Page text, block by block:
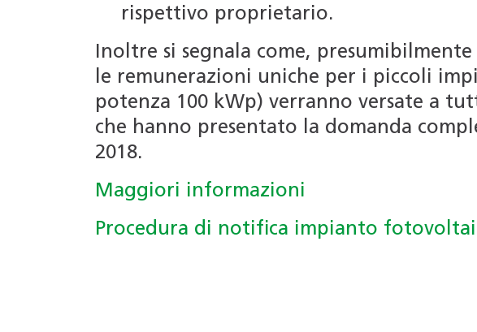
rispettivo proprietario.
Inoltre si segnala come,
le remunerazioni uniche per i piccoli
potenza 100 kWp) verranno versate a
che hanno presentato la domanda
2018.
Maggiori informazioni
Procedura di notifica impianto